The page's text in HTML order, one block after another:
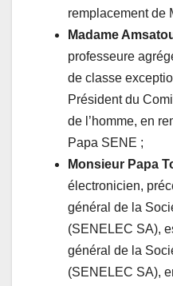
remplacement de
Madame
professeure
de classe
Président du
de l’homme, en
Papa SENE ;
Monsieur Papa
électronicien,
général de la
(SENELEC SA),
général de la
(SENELEC SA),